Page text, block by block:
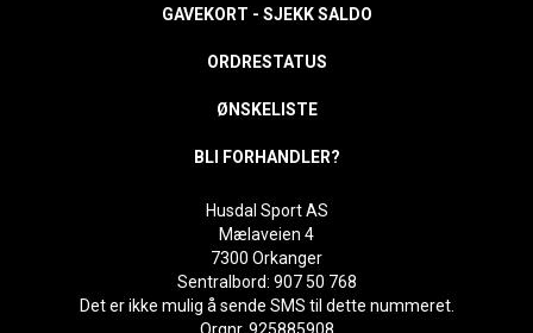
GAVEKORT - SJEKK SALDO
ORDRESTATUS
ØNSKELISTE
BLI FORHANDLER?
Husdal Sport AS
Mælaveien 4
7300 Orkanger
Sentralbord: 907 50 768
Det er ikke mulig å sende SMS til dette nummeret.
Orgnr. 925885908